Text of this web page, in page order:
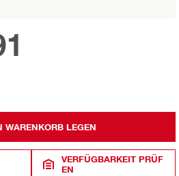
WARENKORB LEGEN
VERFÜGBARKEIT PRÜF
EN